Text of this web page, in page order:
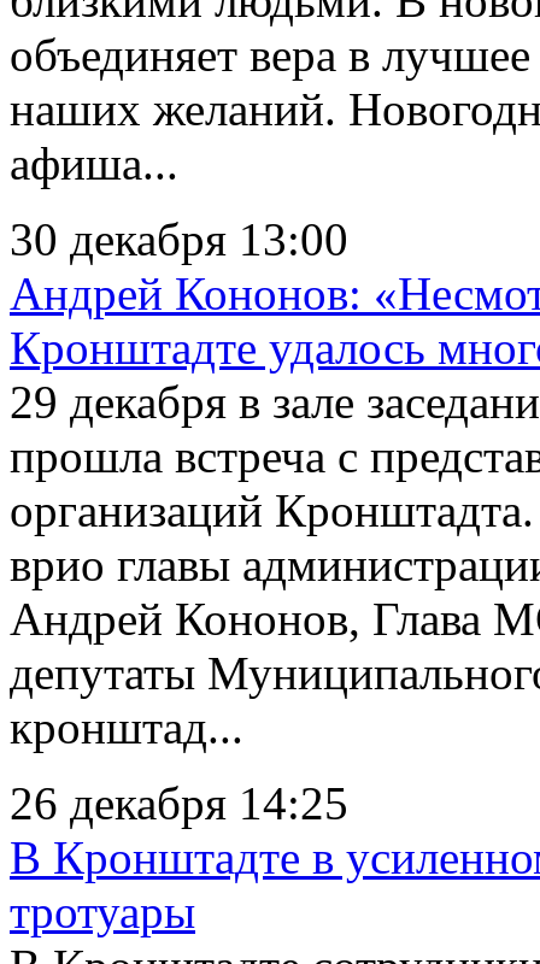
объединяет вера в
наших желаний.
афиша...
30 декабря 13:00
Андрей Кононов:
Кронштадте удалось
29 декабря в зале
прошла встреча с
организаций
врио главы
Андрей Кононов, Глава
депутаты
кронштад...
26 декабря 14:25
В Кронштадте в
тротуары